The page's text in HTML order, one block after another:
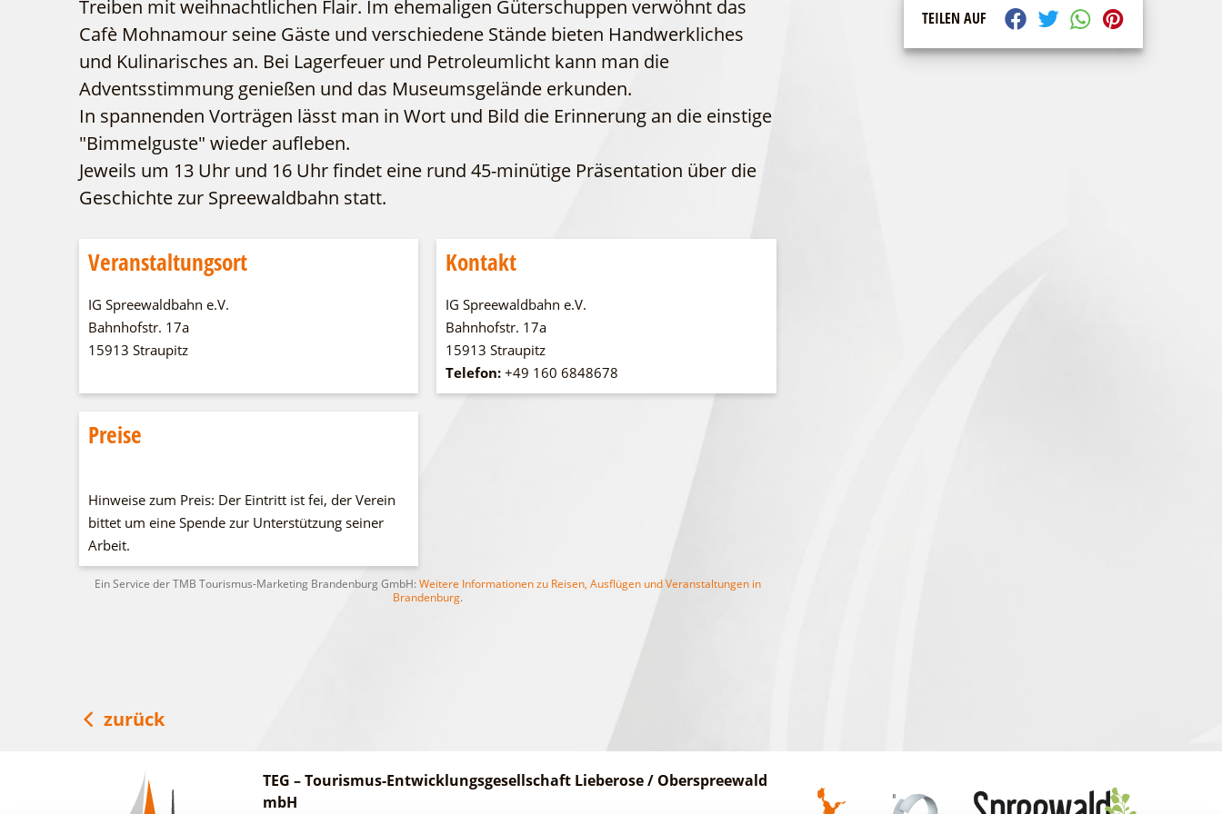
Fahrgastschiff
WFG
Treiben mit weihnachtlichen Flair. Im ehemaligen Güterschuppen verwöhnt das
Cafè Mohnamour seine Gäste und verschiedene Stände bieten Handwerkliches
und Kulinarisches an. Bei Lagerfeuer und Petroleumlicht kann man die
Adventsstimmung genießen und das Museumsgelände erkunden.
In spannenden Vorträgen lässt man in Wort und Bild die Erinnerung an die einstige
"Bimmelguste" wieder aufleben.
Jeweils um 13 Uhr und 16 Uhr findet eine rund 45-minütige Präsentation über die
Geschichte zur Spreewaldbahn statt.
Veranstaltungsort
IG Spreewaldbahn e.V.
Bahnhofstr. 17a
15913 Straupitz
Kontakt
IG Spreewaldbahn e.V.
Bahnhofstr. 17a
15913 Straupitz
Telefon: +49 160 6848678
Preise
Hinweise zum Preis: Der Eintritt ist fei, der Verein
bittet um eine Spende zur Unterstützung seiner
Arbeit.
Ein Service der TMB Tourismus-Marketing Brandenburg GmbH: Weitere Informationen zu Reisen, Ausflügen und Veranstaltungen in
Brandenburg.
TEILEN AUF
zurück
TEG – Tourismus-Entwicklungsgesellschaft Lieberose / Oberspreewald
mbH